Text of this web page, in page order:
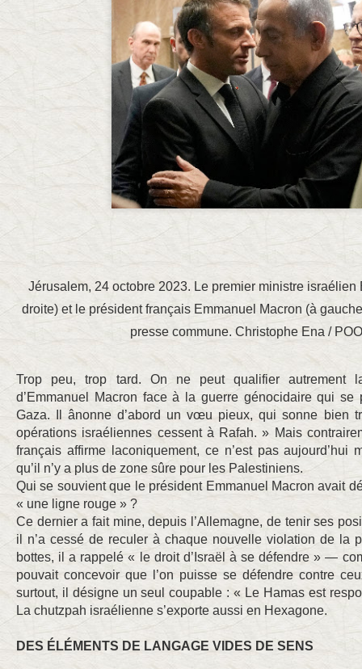
Jérusalem, 24 octobre 2023. Le premier ministre
droite) et le président français Emmanuel Macron (à
presse commune. Christophe Ena /
Trop peu, trop tard. On ne peut qualifier autrement
d’Emmanuel Macron face à la guerre génocidaire qui
Gaza. Il ânonne d’abord un vœu pieux, qui sonne bien
opérations israéliennes cessent à Rafah. » Mais
français affirme laconiquement, ce n’est pas aujourd’hui
qu’il n’y a plus de zone sûre pour les Palestiniens.
Qui se souvient que le président Emmanuel Macron avait
« une ligne rouge » ?
Ce dernier a fait mine, depuis l’Allemagne, de tenir ses
il n’a cessé de reculer à chaque nouvelle violation de la
bottes, il a rappelé « le droit d’Israël à se défendre » —
pouvait concevoir que l’on puisse se défendre contre
surtout, il désigne un seul coupable : « Le Hamas est
La chutzpah israélienne s’exporte aussi en Hexagone.
DES ÉLÉMENTS DE LANGAGE VIDES DE SENS